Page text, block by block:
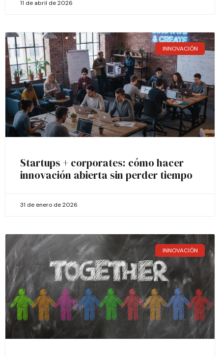
11 de abril de 2026
INNOVACIÓN
Startups + corporates: cómo hacer
innovación abierta sin perder tiempo
31 de enero de 2026
INNOVACIÓN